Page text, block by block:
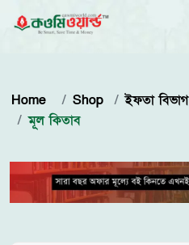
Home Shop ইফতা বিভাগ
মূল কিতাব